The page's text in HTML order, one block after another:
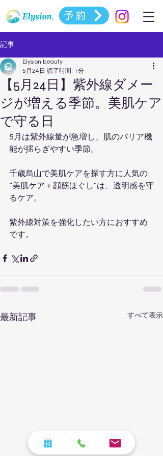
予約
記事
【5月24日】紫外線ダメー
ジが増える季節。美肌ケア
で守る日
Elysion beauty
5月24日 読了時間: 1分
5月は紫外線量が急増し、肌のバリア機
能が揺らぎやすい季節。
千歳烏山で美肌ケアを探す方に人気の
“美肌ケア＋顔筋ほぐし”は、透明感を守
るケア。
紫外線対策を強化したい方におすすめ
です。
最新記事 すべて表示